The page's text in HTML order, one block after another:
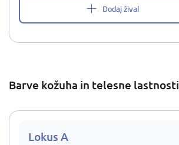
Dodaj žival
Barve kožuha in telesne lastnosti
Lokus A